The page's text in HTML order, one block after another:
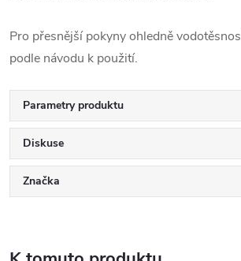
Pro přesnější pokyny ohledně
podle návodu k použití.
Parametry produktu
Diskuse
Značka